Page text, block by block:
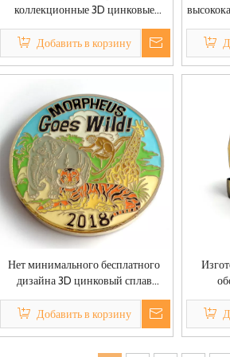
коллекционные 3D цинковые
сплавы, золотые, серебряные,
латунные, медные, металлические
монеты, изготовленные на заказ,
сувенирные монеты в стиле аниме
Добавить в корзину
Нет минимального бесплатного
дизайна 3D цинковый сплав
золотая серебряная латунная
металлическая монета на заказ
фэнтезийные монеты
Добавить в корзину
на